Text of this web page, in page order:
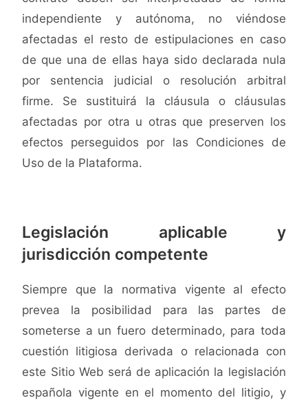
independiente y autónoma, no viéndose
afectadas el resto de estipulaciones en caso
de que una de ellas haya sido declarada nula
por sentencia judicial o resolución arbitral
firme. Se sustituirá la cláusula o cláusulas
afectadas por otra u otras que preserven los
efectos perseguidos por las Condiciones de
Uso de la Plataforma.
Legislación aplicable y
jurisdicción competente
Siempre que la normativa vigente al efecto
prevea la posibilidad para las partes de
someterse a un fuero determinado, para toda
cuestión litigiosa derivada o relacionada con
este Sitio Web será de aplicación la legislación
española vigente en el momento del litigio, y